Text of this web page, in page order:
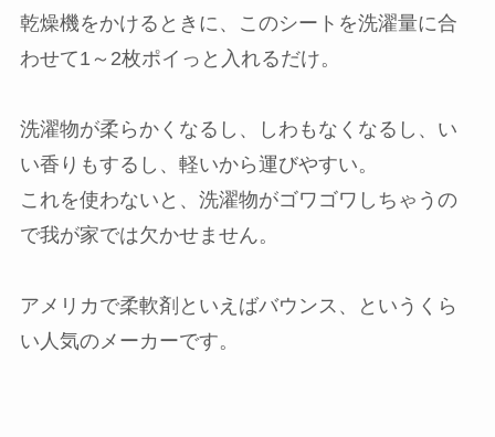
乾燥機をかけるときに、このシートを洗濯量に合
わせて1～2枚ポイっと入れるだけ。
洗濯物が柔らかくなるし、しわもなくなるし、い
い香りもするし、軽いから運びやすい。
これを使わないと、洗濯物がゴワゴワしちゃうの
で我が家では欠かせません。
アメリカで柔軟剤といえばバウンス、というくら
い人気のメーカーです。